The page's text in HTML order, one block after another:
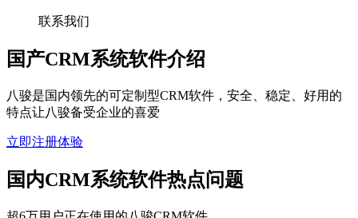
联系我们
国产CRM系统软件介绍
八骏是国内领先的可定制型CRM软件，安全、稳定、好用的
特点让八骏备受企业的喜爱
立即注册体验
国内CRM系统软件热点问题